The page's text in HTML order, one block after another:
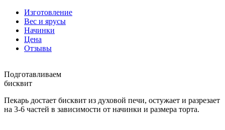
Изготовление
Вес и ярусы
Начинки
Цена
Отзывы
Подготавливаем
бисквит
Пекарь достает бисквит из духовой печи, остужает и разрезает
на 3-6 частей в зависимости от начинки и размера торта.